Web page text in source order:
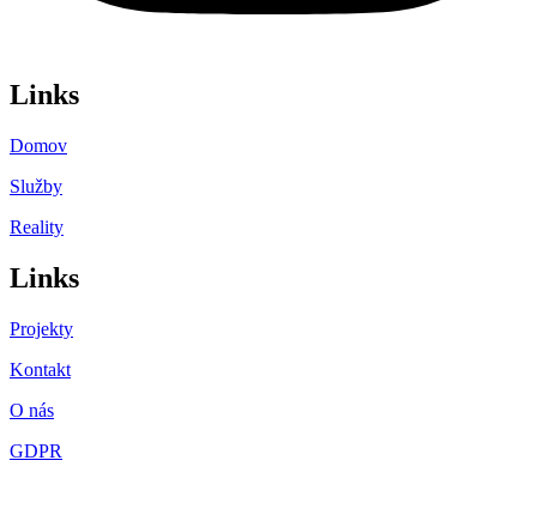
Links
Domov
Služby
Reality
Links
Projekty
Kontakt
O nás
GDPR